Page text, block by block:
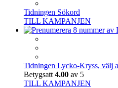
Tidningen Sökord
TILL KAMPANJEN
Tidningen Lycko-Kryss, välj
Betygsatt 4.00 av 5
TILL KAMPANJEN